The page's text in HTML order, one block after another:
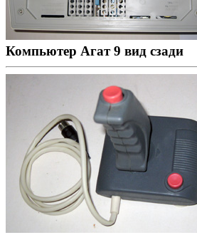
Компьютер Агат 9 вид сзади